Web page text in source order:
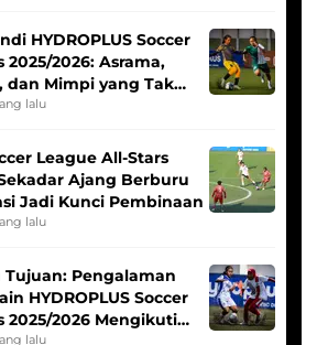
HYDROPLUS Soccer
2025/2026: Asrama,
dan Mimpi yang Tak
lalu
League All-Stars
Ajang Berburu
Jadi Kunci Pembinaan
lalu
Tujuan: Pengalaman
HYDROPLUS Soccer
2025/2026 Mengikuti
lalu